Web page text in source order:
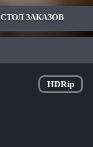
СТОЛ ЗАКАЗОВ
HDRip